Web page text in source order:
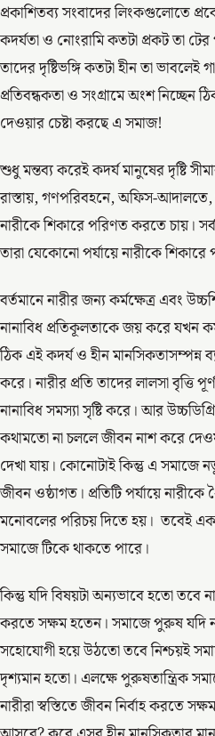
প্রকাশিতব্য সংবাদের লিংকগুলোতে
কদর্যতা ও নোংরামি কতটা প্রকট তা টের
তাদের দৃষ্টিভঙ্গি কতটা হীন তা ভাবলেই
প্রতিবন্ধকতা ও সংগ্রামে অংশ নিচ্ছেন
দেওয়ার চেষ্টা করছে এ সমাজ!
শুধু মন্তব্য করেই কদর্য মানুষের দৃষ্টি
রাস্তায়, গণপরিবহনে, অফিস-আদালতে,
নারীকে শিকারে পরিণত করতে চায়।
তারা যেকোনো পর্যায়ে নারীকে
বর্তমানে নারীর জন্য কর্মক্ষেত্র এবং
নানাবিধ প্রতিকূলতাকে জয় করে যখন
ঠিক এই কদর্য ও হীন মানসিকতাসম্পন্ন
করে। নারীর প্রতি তাদের লালসা বৃত্তি
নানাবিধ সমস্যা সৃষ্টি করে। আর
কথামতো না চললে জীবন নাশ করে
দেখা যায়। কোনোটাই কিন্তু এ সমাজে
জীবন ওষ্ঠাগত। প্রতিটি পর্যায়ে নারীকে
মনোবলের পরিচয় দিতে হয়। তবেই
সমাজে টিকে থাকতে পারে।
কিন্তু যদি বিষয়টা অন্যভাবে হতো তবে
করতে সক্ষম হতেন। সমাজে পুরুষ যদি
সহোযোগী হয়ে উঠতো তবে নিশ্চয়ই
দৃশ্যমান হতো। এলক্ষে পুরুষতান্ত্রিক
নারীরা স্বস্তিতে জীবন নির্বাহ করতে